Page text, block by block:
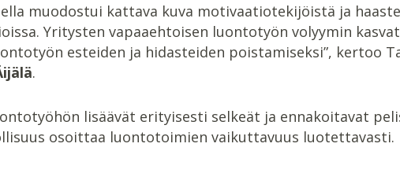
muodostui kattava kuva motivaatiotekijöistä ja
Yritysten vapaaehtoisen luontotyön volyymin
esteiden ja hidasteiden poistamiseksi”, kertoo
.
lisäävät erityisesti selkeät ja ennakoitavat
osoittaa luontotoimien vaikuttavuus luotettavasti.